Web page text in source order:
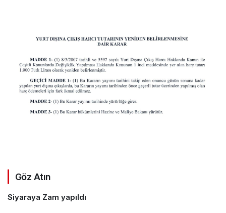
Göz Atın
Siyaraya Zam yapıldı